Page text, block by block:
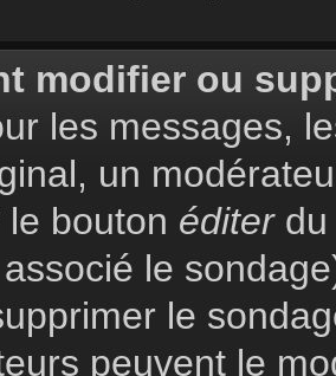
modifier ou
les messages,
un
bouton éditerdu
le
le
peuvent le